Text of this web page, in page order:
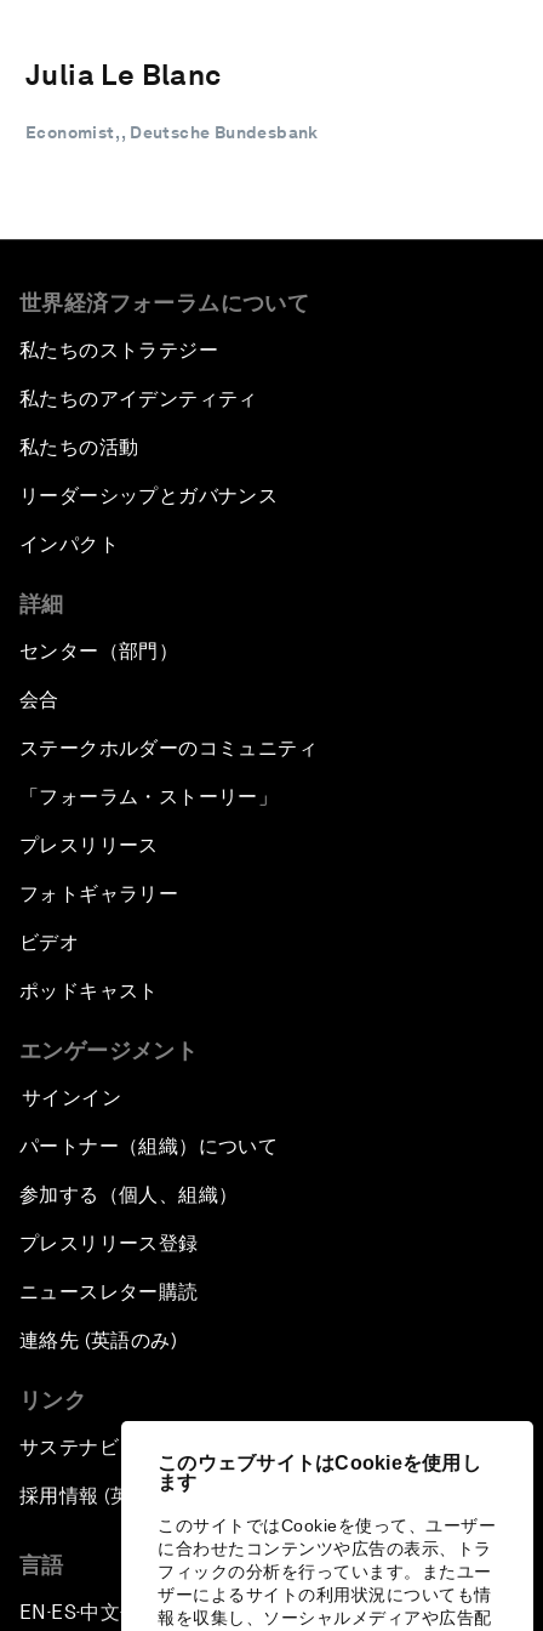
このウェブサイトはCookieを使用し
ます
このサイトではCookieを使って、ユーザー
に合わせたコンテンツや広告の表示、トラ
フィックの分析を行っています。またユー
ザーによるサイトの利用状況についても情
報を収集し、ソーシャルメディアや広告配
Julia Le Blanc
Economist, , Deutsche Bundesbank
世界経済フォーラムについて
私たちのストラテジー
私たちのアイデンティティ
私たちの活動
リーダーシップとガバナンス
インパクト
詳細
センター（部門）
会合
ステークホルダーのコミュニティ
「フォーラム・ストーリー」
プレスリリース
フォトギャラリー
ビデオ
ポッドキャスト
エンゲージメント
サインイン
パートナー（組織）について
参加する（個人、組織）
プレスリリース登録
ニュースレター購読
連絡先 (英語のみ)
リンク
サステナビリティへの取り組み
採用情報 (英語のみ)
言語
EN ▪ES▪中文▪ 日本語